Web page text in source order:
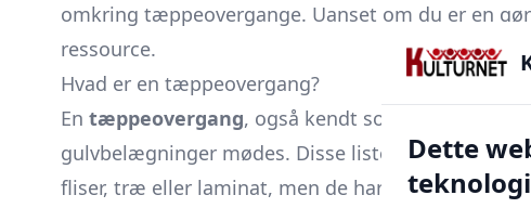
omkring tæppeovergange. Uanset om du er en
ressource.
Hvad er en tæppeovergang?
En tæppeovergang, også kendt som en
gulvbelægninger mødes. Disse lister tjener ikke
fliser, træ eller laminat, men de har også
Dette